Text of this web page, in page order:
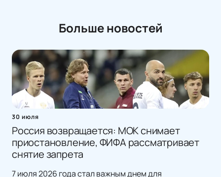
Больше новостей
30 июля
Россия возвращается: МОК снимает
приостановление, ФИФА рассматривает
снятие запрета
7 июля 2026 года стал важным днем для